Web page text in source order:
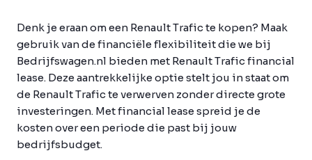
Denk je eraan om een Renault Trafic te kopen? Maak
gebruik van de financiële flexibiliteit die we bij
Bedrijfswagen.nl bieden met Renault Trafic financial
lease. Deze aantrekkelijke optie stelt jou in staat om
de Renault Trafic te verwerven zonder directe grote
investeringen. Met financial lease spreid je de
kosten over een periode die past bij jouw
bedrijfsbudget.